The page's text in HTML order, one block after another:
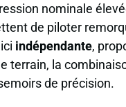
nominale
de piloter
indépendante,
terrain, la
de précision.